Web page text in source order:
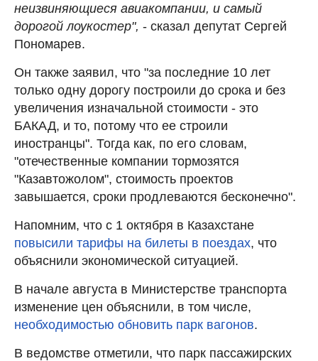
неизвиняющиеся авиакомпании, и самый
дорогой лоукостер", - сказал депутат Сергей
Пономарев.
Он также заявил, что "за последние 10 лет
только одну дорогу построили до срока и без
увеличения изначальной стоимости - это
БАКАД, и то, потому что ее строили
иностранцы". Тогда как, по его словам,
"отечественные компании тормозятся
"Казавтожолом", стоимость проектов
завышается, сроки продлеваются бесконечно".
Напомним, что с 1 октября в Казахстане
повысили тарифы на билеты в поездах, что
объяснили экономической ситуацией.
В начале августа в Министерстве транспорта
изменение цен объяснили, в том числе,
необходимостью обновить парк вагонов.
В ведомстве отметили, что парк пассажирских